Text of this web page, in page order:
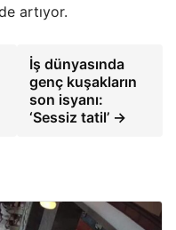
artıyor.
İş dünyasında
genç kuşakların
son isyanı:
‘Sessiz tatil’ →